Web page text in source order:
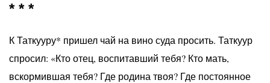
* * *
К Таткууру* пришел чай на вино суда просить. Таткуур
спросил: «Кто отец, воспитавший тебя? Кто мать,
вскормившая тебя? Где родина твоя? Где постоянное